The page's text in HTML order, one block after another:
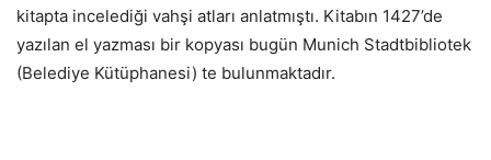
kitapta incelediği vahşi atları anlatmıştı. Kitabın 1427’de
yazılan el yazması bir kopyası bugün Munich Stadtbibliotek
(Belediye Kütüphanesi) te bulunmaktadır.